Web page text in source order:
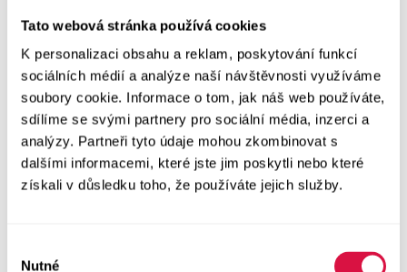
Tato webová stránka používá cookies
K personalizaci obsahu a reklam, poskytování funkcí
sociálních médií a analýze naší návštěvnosti využíváme
soubory cookie. Informace o tom, jak náš web používáte,
sdílíme se svými partnery pro sociální média, inzerci a
analýzy. Partneři tyto údaje mohou zkombinovat s
dalšími informacemi, které jste jim poskytli nebo které
získali v důsledku toho, že používáte jejich služby.
Nutné
Mikiny
Svetry
Šaty a sukně
Vše v kategorii Šaty a sukně
NOVINKY
Letní šaty